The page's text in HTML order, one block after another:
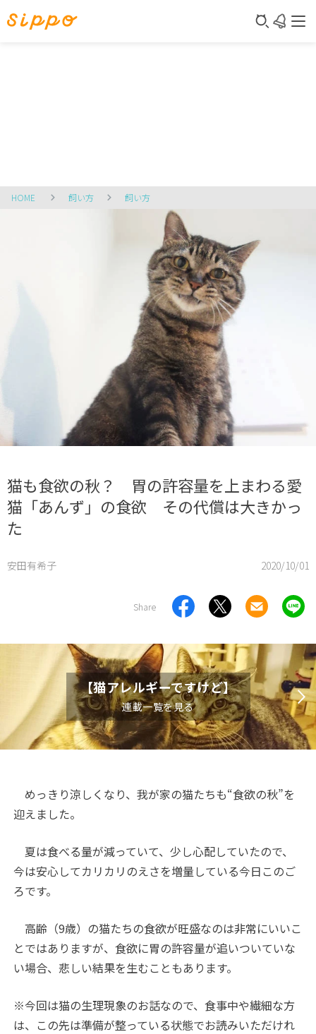
HOME 飼い方 飼い方
猫も食欲の秋？ 胃の許容量を上まわる愛
猫「あんず」の食欲 その代償は大きかっ
た
安田有希子 2020/10/01
Share
【猫アレルギーですけど】
連載一覧を見る
めっきり涼しくなり、我が家の猫たちも“食欲の秋”を
迎えました。
夏は食べる量が減っていて、少し心配していたので、
今は安心してカリカリのえさを増量している今日このご
ろです。
高齢（9歳）の猫たちの食欲が旺盛なのは非常にいいこ
とではありますが、食欲に胃の許容量が追いついていな
い場合、悲しい結果を生むこともあります。
※今回は猫の生理現象のお話なので、食事中や繊細な方
は、この先は準備が整っている状態でお読みいただけれ